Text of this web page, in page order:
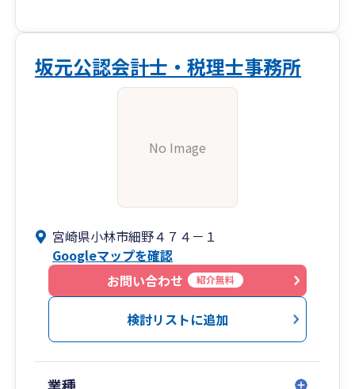
坂元公認会計士・税理士事務所
No Image
宮崎県小林市細野４７４－１
Googleマップを確認
お問い合わせ
紹介無料
検討リストに追加
業種